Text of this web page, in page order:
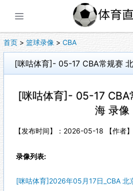
首页 > 篮球录像 > CBA
[咪咕体育]- 05-17 CBA常规赛
[咪咕体育]- 05-17 CBA
海 录像
【发布时间】：2026-05-18 【作者
录像列表:
[咪咕体育]2026年05月17日_CBA 北